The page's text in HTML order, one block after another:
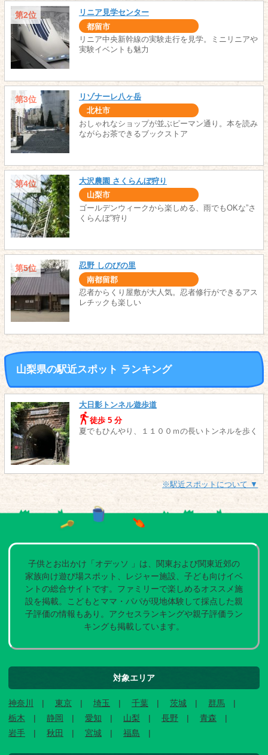
第2位 リニア見学センター
都留市
リニア中央新幹線の実験走行を見学。ミニリニアや
実験イベントも魅力
第3位 リゾナーレ八ヶ岳
北杜市
おしゃれなショップが並ぶピーマン通り。本を読み
ながらお茶できるブックストア
第4位 大沢農園 さくらんぼ狩り
山梨市
ゴールデンウィークから楽しめる、雨でもOKな”さ
くらんぼ”狩り
第5位 忍野 しのびの里
南都留郡
忍者からくり屋敷が大人気。忍者修行ができるアス
レチックも楽しい
山梨県の駅近スポット ランキング
大日影トンネル遊歩道
徒歩 5 分
夏でもひんやり、１１００ｍの長いトンネルを歩く
※駅近スポットについて ▼
子供とお出かけ「オデッソ 」は、関東および関東近郊の
家族向け遊び場スポット、レジャー施設、子ども向けイベ
ントの総合サイトです。ファミリーで楽しめるオススメ施
設を掲載。こどもとママ・パパが現地体験して採点した親
子評価の情報もあり。アクセスランキングや親子評価ラン
キングも掲載しています。
対象エリア
神奈川 東京 埼玉 千葉 茨城
群馬
栃木
静岡 愛知 山梨 長野
青森
岩手
秋田 宮城 福島